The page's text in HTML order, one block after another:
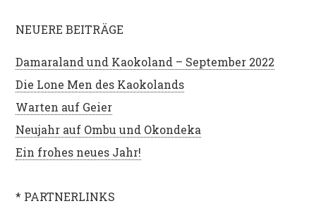
NEUERE BEITRÄGE
Damaraland und Kaokoland – September 2022
Die Lone Men des Kaokolands
Warten auf Geier
Neujahr auf Ombu und Okondeka
Ein frohes neues Jahr!
* PARTNERLINKS